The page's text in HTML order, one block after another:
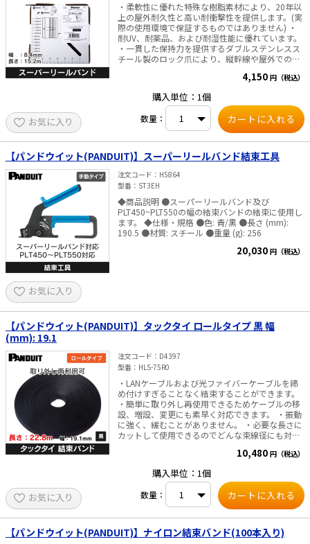
・柔軟性に優れた特殊な樹脂素材により、20年以
上の屋外耐久性と高い耐衝撃性を提供します。(実
際の使用環境で保証するものではありません) ・
耐UV、耐薬品、および耐湿性能に優れています。
・一貫した保持力を提供するダブルステンレスス
チール製のロック爪により、縦幹線や屋外でのケ
なので取付時の配回しが楽にできます。 ・長尺タ
ません。 ・リールストラップ（DTRH-LR0）は専
用ヘッド（DTHH-Q0 ）と一緒にご使用ください。
※ 仕様・規格 ・色： 黒 ・使用環境： 屋外（耐候
性） ・長さ（m）：15.2 ・幅（mm）：8.4 ・厚
さ（mm）：1.6 ・材質：耐候性アセタール ・ル
ープ引張強度N（kg）：890 ・推奨工具： GS4EH-
E, ST3EH
4,150 円（税込）
お気に入り
購入単位：1個
数量：
【パンドウイット(PANDUIT)】スーパーリールバンド結束工具
注文コード
H5864
型番
ST3EH
◆商品説明 ●スーパーリールバンド及び
PLT450~PLT550の幅の結束バンドの結束に使用し
ます。 ◆仕様・規格 ●色: 青/黒 ●長さ (mm):
190.5 ●材質: スチール ●重量 (g): 256
20,030 円（税込）
お気に入り
【パンドウイット(PANDUIT)】タックタイ ロールタイプ 黒 幅
(mm): 19.1
注文コード
D4397
型番
HLS-75R0
・LANケーブルおよび光ファイバーケーブルを締
め付けすぎることなく結束することができます。
・簡単に取り外し再使用できるためケーブルの移
設、増設、変更にも素早く対応できます。 ・振動
に強く、緩むことがありません。 ・必要な長さに
カットして使用できるのでどんな束線径にも対応
内 ・長さ （m）： 22.8 ・幅 （mm）： 19.1 ・厚
ン ・ループ引張強度 N（kg）： 222 ・固定方式：
10,480 円（税込）
お気に入り
購入単位：1個
数量：
【パンドウイット(PANDUIT)】ナイロン結束バンド(100本入り)